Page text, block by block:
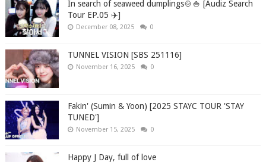
In search of seaweed dumplings🍲🍚 [Audiz Search
Tour EP.05 ✈️]
December 08, 2025 0
TUNNEL VISION [SBS 251116]
November 16, 2025 0
Fakin' (Sumin & Yoon) [2025 STAYC TOUR 'STAY
TUNED']
November 15, 2025 0
Happy J Day, full of love